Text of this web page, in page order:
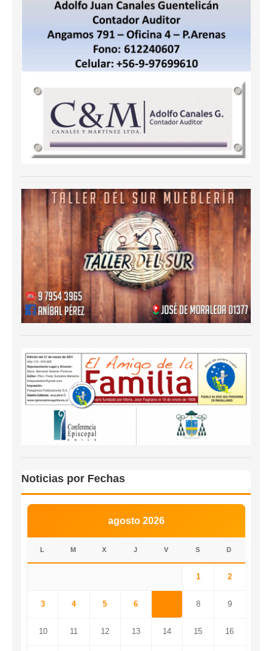
Noticias por Fechas
agosto 2026
L M X J V S D
1 2
3 4 5 6 8 9
10 11 12 13 14 15 16